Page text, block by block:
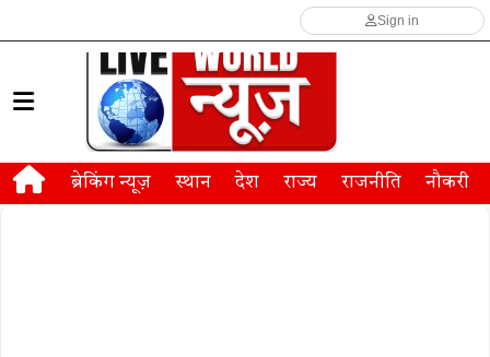
Sign in
ब्रेकिंग न्यूज़ स्थान देश राज्य राजनीति नौकरी